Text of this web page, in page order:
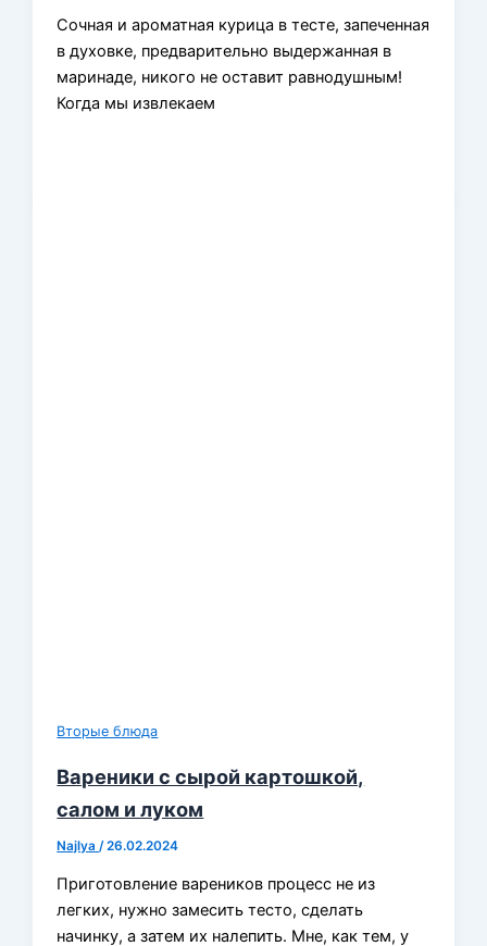
Сочная и ароматная курица в тесте, запеченная
в духовке, предварительно выдержанная в
маринаде, никого не оставит равнодушным!
Когда мы извлекаем
Вторые блюда
Вареники с сырой картошкой,
салом и луком
Najlya /26.02.2024
Приготовление вареников процесс не из
легких, нужно замесить тесто, сделать
начинку, а затем их налепить. Мне, как тем, у